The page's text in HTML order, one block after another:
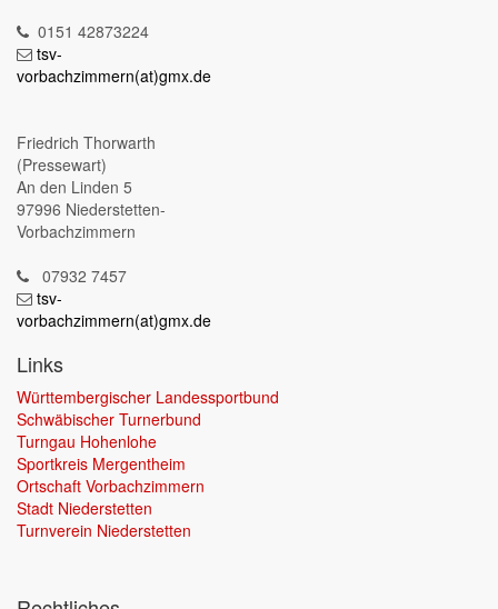
0151 42873224
tsv-
vorbachzimmern(at)gmx.de
Friedrich Thorwarth
(Pressewart)
An den Linden 5
97996 Niederstetten-
Vorbachzimmern
07932 7457
tsv-
vorbachzimmern(at)gmx.de
Links
Württembergischer Landessportbund
Schwäbischer Turnerbund
Turngau Hohenlohe
Sportkreis Mergentheim
Ortschaft Vorbachzimmern
Stadt Niederstetten
Turnverein Niederstetten